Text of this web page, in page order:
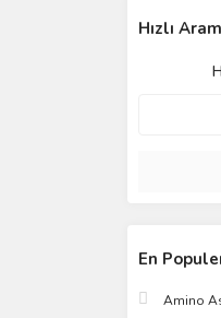
Hızlı
En
Amino